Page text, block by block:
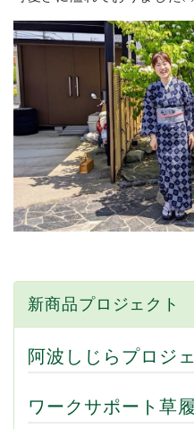
新商品プロジェクト
阿波しじらプロジ
ワークサポート草